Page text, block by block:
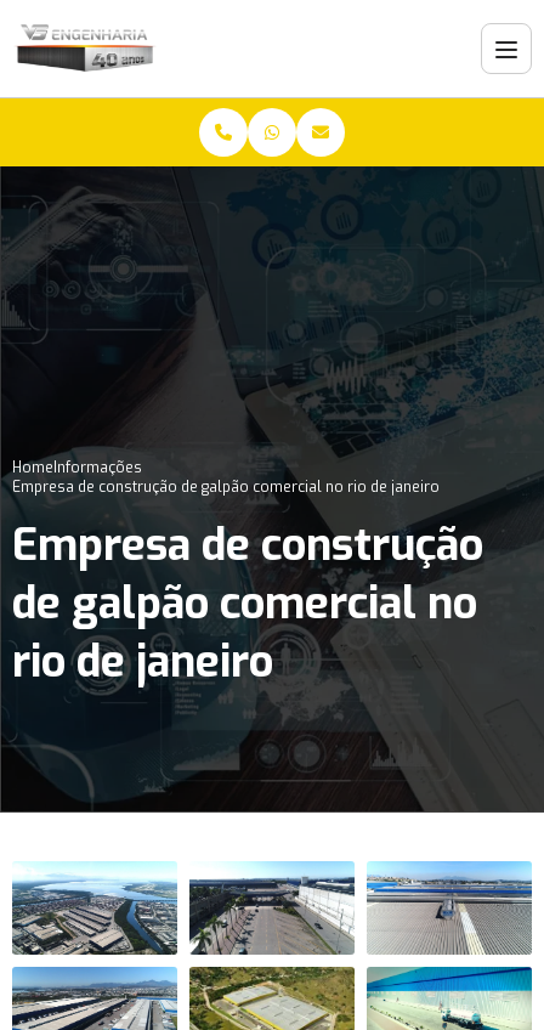
Home Informações
Empresa de construção de galpão comercial no rio de janeiro
Empresa de construção
de galpão comercial no
rio de janeiro